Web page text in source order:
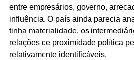
entre empresários, governo,
influência. O país ainda parecia
tinha materialidade, os
relações de proximidade política
relativamente identificáveis.